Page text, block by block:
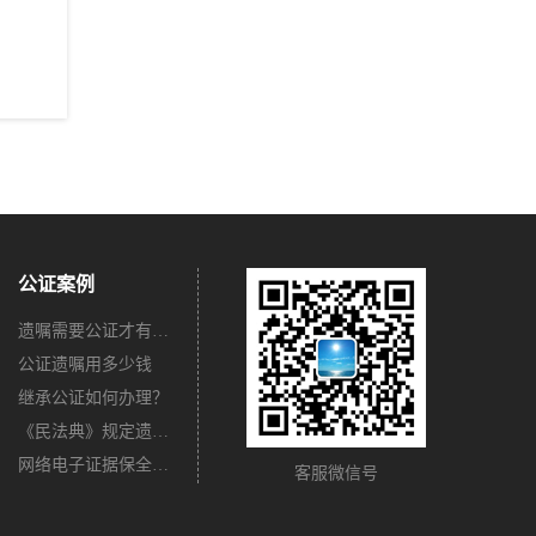
公证案例
遗嘱需要公证才有法律效力吗？
公证遗嘱用多少钱
继承公证如何办理？
《民法典》规定遗嘱不公证有法律效力吗？
网络电子证据保全公证怎么办理？
客服微信号